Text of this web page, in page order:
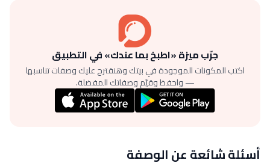
جرّب ميزة «اطبخ بما عندك» في التطبيق
اكتب المكونات الموجودة في بيتك وهنقترح عليك وصفات تناسبها
— واحفظ وقيّم وصفاتك المفضلة.
أسئلة شائعة عن الوصفة